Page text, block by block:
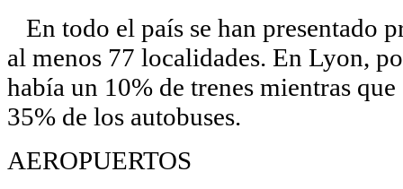
En todo el país se han presentado
al menos 77 localidades. En Lyon,
había un 10% de trenes mientras
35% de los autobuses.
AEROPUERTOS